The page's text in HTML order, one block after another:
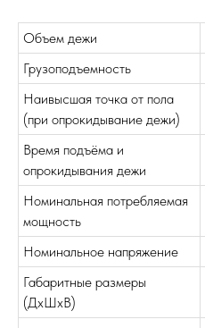
Объем дежи
Грузоподъемность
Наивысшая точка от пола
(при опрокидывание дежи)
Время подъёма и
опрокидывания дежи
Номинальная потребляемая
мощность
Номинальное напряжение
Габаритные размеры
(ДхШхВ)